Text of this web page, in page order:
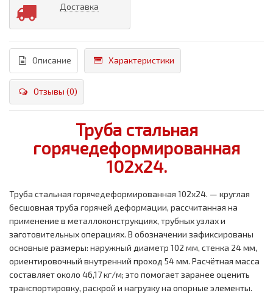
Доставка
Описание Характеристики
Отзывы (0)
Труба стальная
горячедеформированная
102x24.
Труба стальная горячедеформированная 102x24. — круглая
бесшовная труба горячей деформации, рассчитанная на
применение в металлоконструкциях, трубных узлах и
заготовительных операциях. В обозначении зафиксированы
основные размеры: наружный диаметр 102 мм, стенка 24 мм,
ориентировочный внутренний проход 54 мм. Расчётная масса
составляет около 46,17 кг/м; это помогает заранее оценить
транспортировку, раскрой и нагрузку на опорные элементы.